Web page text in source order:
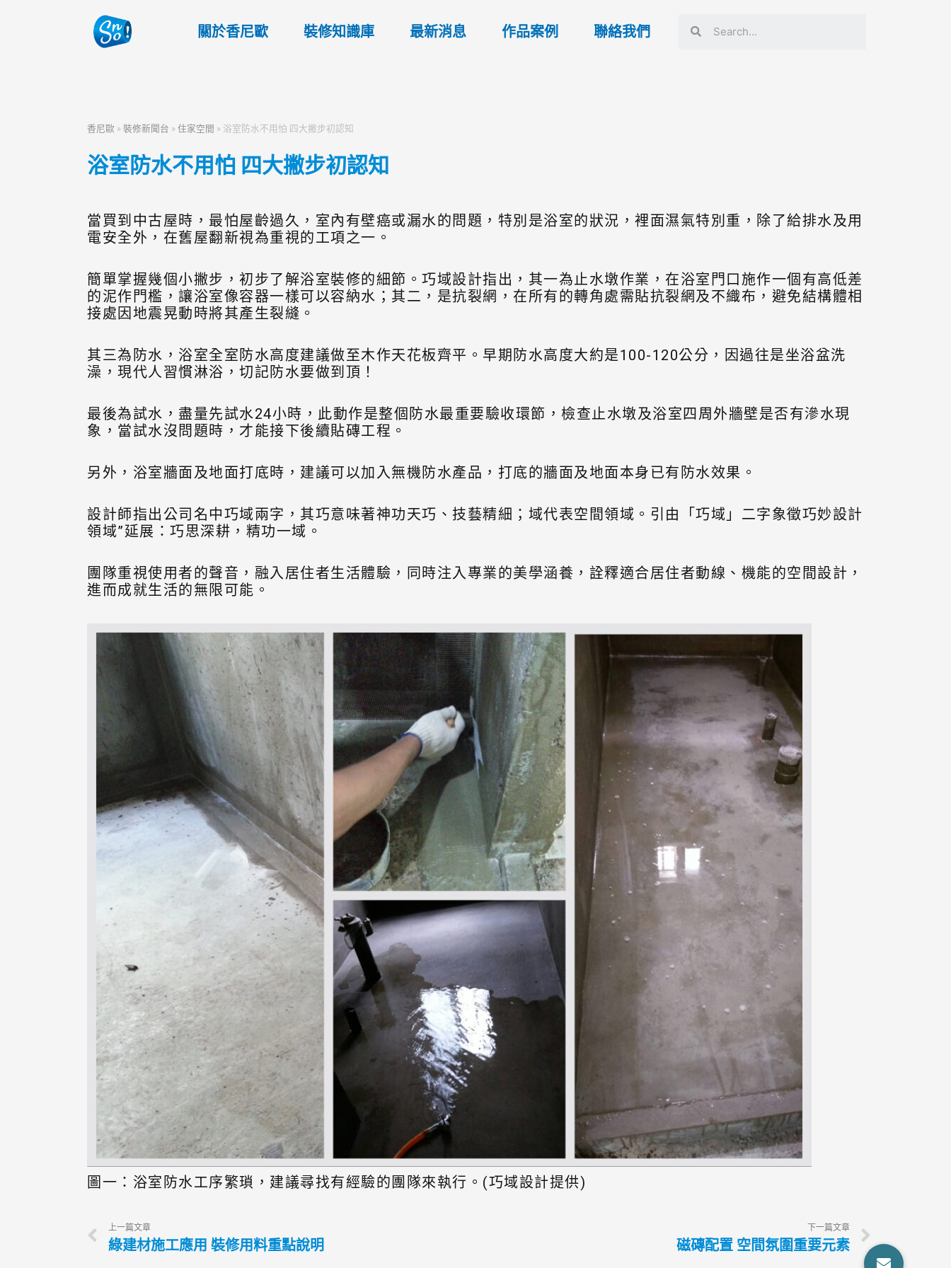
關於香尼歐 裝修知識庫 最新消息 作品案例 聯絡我們
香尼歐 »裝修新聞台 »住家空間 » 浴室防水不用怕 四大撇步初認知
浴室防水不用怕 四大撇步初認知
當買到中古屋時，最怕屋齡過久，室內有壁癌或漏水的問題，特別是浴室的狀況，裡面濕氣特別重，除了給排水及用
電安全外，在舊屋翻新視為重視的工項之一。
簡單掌握幾個小撇步，初步了解浴室裝修的細節。巧域設計指出，其一為止水墩作業，在浴室門口施作一個有高低差
的泥作門檻，讓浴室像容器一樣可以容納水；其二，是抗裂網，在所有的轉角處需貼抗裂網及不織布，避免結構體相
接處因地震晃動時將其產生裂縫。
其三為防水，浴室全室防水高度建議做至木作天花板齊平。早期防水高度大約是100-120公分，因過往是坐浴盆洗
澡，現代人習慣淋浴，切記防水要做到頂！
最後為試水，盡量先試水24小時，此動作是整個防水最重要驗收環節，檢查止水墩及浴室四周外牆壁是否有滲水現
象，當試水沒問題時，才能接下後續貼磚工程。
另外，浴室牆面及地面打底時，建議可以加入無機防水產品，打底的牆面及地面本身已有防水效果。
設計師指出公司名中巧域兩字，其巧意味著神功天巧、技藝精細；域代表空間領域。引由「巧域」二字象徵巧妙設計
領域”延展：巧思深耕，精功一域。
團隊重視使用者的聲音，融入居住者生活體驗，同時注入專業的美學涵養，詮釋適合居住者動線、機能的空間設計，
進而成就生活的無限可能。
圖一：浴室防水工序繁瑣，建議尋找有經驗的團隊來執行。(巧域設計提供)
上一篇文章
綠建材施工應用 裝修用料重點說明
下一篇文章
磁磚配置 空間氛圍重要元素